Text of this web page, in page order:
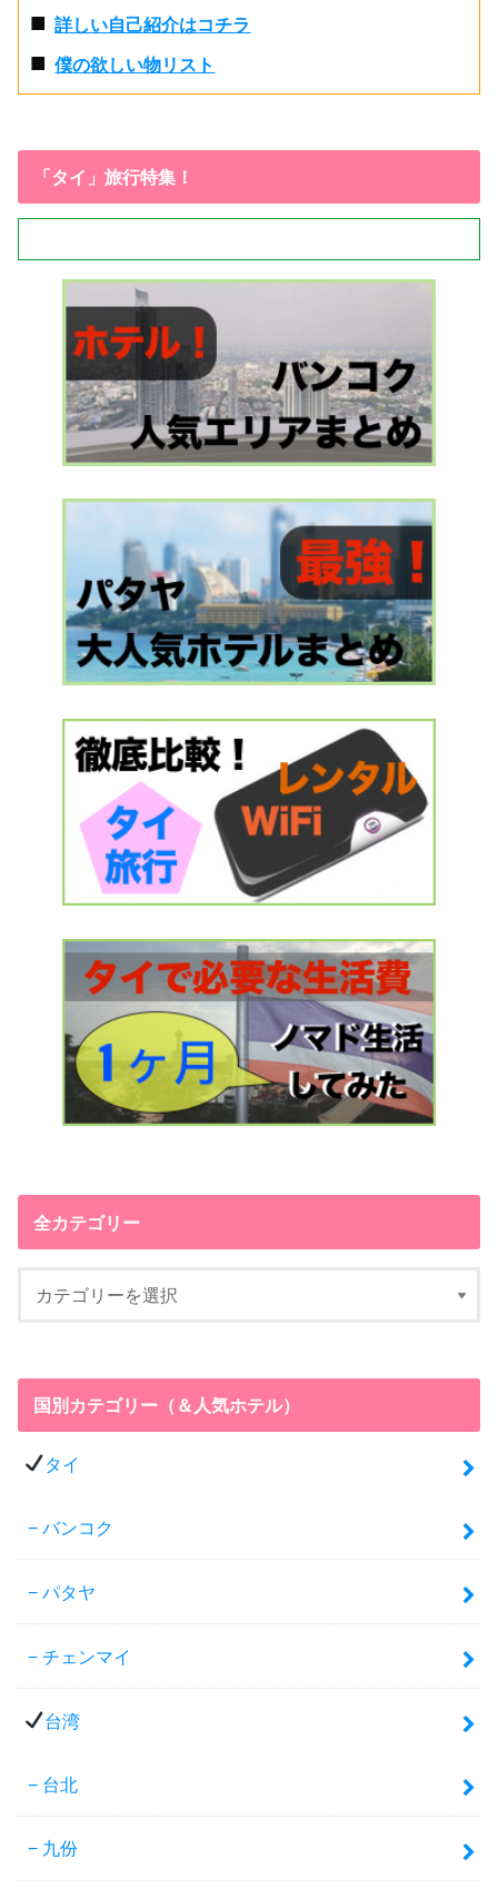
■詳しい自己紹介はコチラ
■僕の欲しい物リスト
「タイ」旅行特集！
全カテゴリー
国別カテゴリー（＆人気ホテル）
タイ
バンコク
パタヤ
チェンマイ
台湾
台北
九份